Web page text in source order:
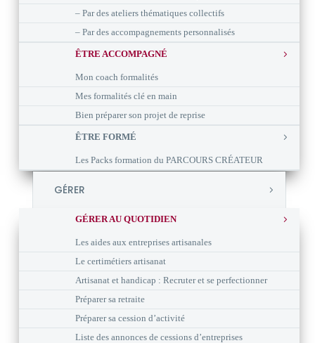
– Par des ateliers thématiques collectifs
– Par des accompagnements personnalisés
ÊTRE ACCOMPAGNÉ
Mon coach formalités
Mes formalités clé en main
Bien préparer son projet de reprise
ÊTRE FORMÉ
Les Packs formation du PARCOURS CRÉATEUR
GÉRER
GÉRER AU QUOTIDIEN
Les aides aux entreprises artisanales
Le certimétiers artisanat
Artisanat et handicap : Recruter et se perfectionner
Préparer sa retraite
Préparer sa cession d’activité
Liste des annonces de cessions d’entreprises